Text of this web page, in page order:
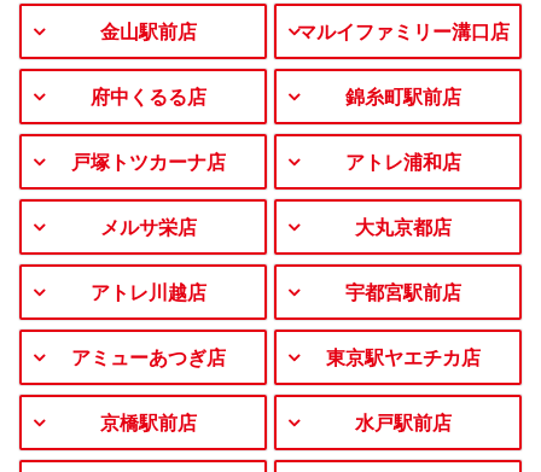
金山駅前店 マルイファミリー溝口店
府中くるる店 錦糸町駅前店
戸塚トツカーナ店 アトレ浦和店
メルサ栄店 大丸京都店
アトレ川越店 宇都宮駅前店
アミューあつぎ店 東京駅ヤエチカ店
京橋駅前店 水戸駅前店